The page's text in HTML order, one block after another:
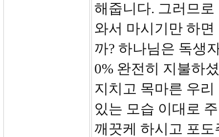
해줍니다. 그러므
와서 마시기만 하
까? 하나님은 독생
0% 완전히 지불하
지치고 목마른 우
있는 모습 이대로
깨끗케 하시고 포